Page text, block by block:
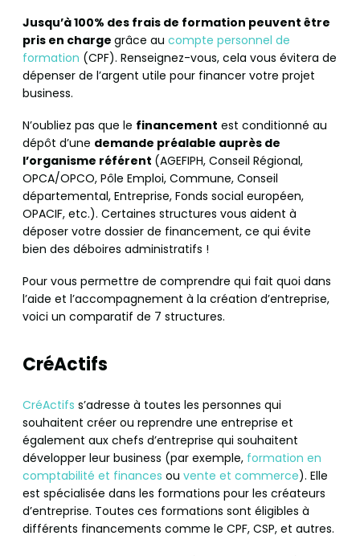
Jusqu’à 100% des frais de formation peuvent être
pris en charge grâce au compte personnel de
formation (CPF). Renseignez-vous, cela vous évitera de
dépenser de l’argent utile pour financer votre projet
business.
N’oubliez pas que le financement est conditionné au
dépôt d’une demande préalable auprès de
l’organisme référent (AGEFIPH, Conseil Régional,
OPCA/OPCO, Pôle Emploi, Commune, Conseil
départemental, Entreprise, Fonds social européen,
OPACIF, etc.). Certaines structures vous aident à
déposer votre dossier de financement, ce qui évite
bien des déboires administratifs !
Pour vous permettre de comprendre qui fait quoi dans
l’aide et l’accompagnement à la création d’entreprise,
voici un comparatif de 7 structures.
CréActifs
CréActifs s’adresse à toutes les personnes qui
souhaitent créer ou reprendre une entreprise et
également aux chefs d’entreprise qui souhaitent
développer leur business (par exemple, formation en
comptabilité et finances ou vente et commerce). Elle
est spécialisée dans les formations pour les créateurs
d’entreprise. Toutes ces formations sont éligibles à
différents financements comme le CPF, CSP, et autres.